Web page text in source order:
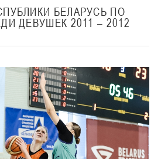
БЕЛАРУСЬ ПО
ДЕВУШЕК 2011 – 2012